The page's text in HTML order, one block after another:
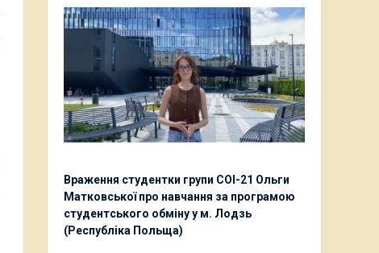
Враження студентки групи СОІ-21 Ольги
Матковської про навчання за програмою
студентського обміну у м. Лодзь
(Республіка Польща)